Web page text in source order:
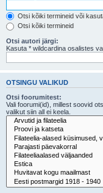
Otsi kõiki termineid või
Otsi kõiki termineid
Otsi autori järgi:
Kasuta * wildcardina osalistes
OTSINGU VALIKUD
Otsi foorumitest:
Vali foorumi(id), millest soovid
valikut siin all ei keela.